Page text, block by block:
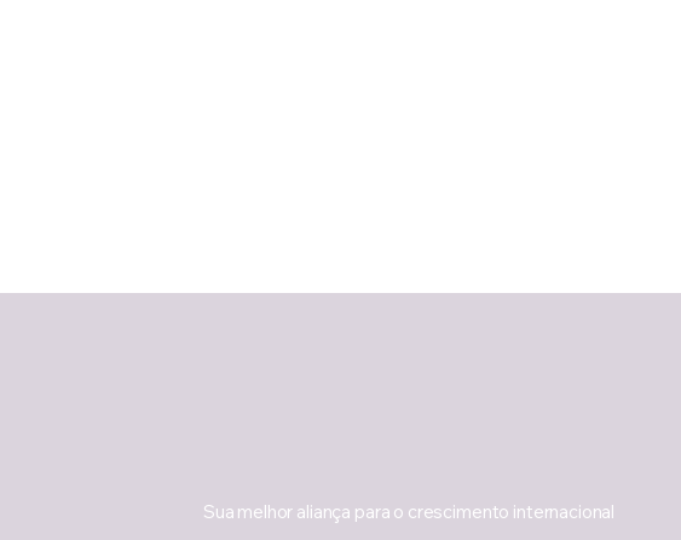
Sua melhor aliança para o crescimento internacional